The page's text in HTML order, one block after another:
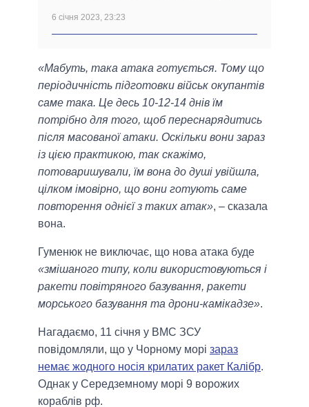
6 січня 2023, 23:23
«Мабуть, така атака готується. Тому що
періодичність підготовки військ окупантів
саме така. Це десь 10-12-14 днів їм
потрібно для того, щоб переснарядитись
після масованої атаки. Оскільки вони зараз
із цією практикою, так скажімо,
потоваришували, їм вона до душі увійшла,
цілком імовірно, що вони готують саме
повторення однієї з таких атак», – сказала
вона.
Гуменюк не виключає, що нова атака буде
«змішаного типу, коли використовуються і
ракети повітряного базування, ракети
морського базування та дрони-камікадзе».
Нагадаємо, 11 січня у ВМС ЗСУ
повідомляли, що у Чорному морі зараз
немає жодного носія крилатих ракет Калібр.
Однак у Середземному морі 9 ворожих
кораблів рф.